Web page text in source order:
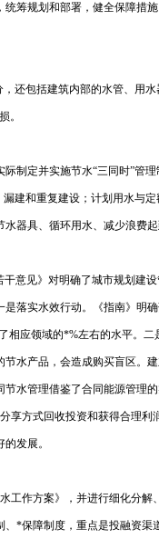
筹规划和部署，健全保障措
还包括建筑内部的水管、用水
。
制定并实施节水“三同时”管
建和重复建设；计划用水与
器具、循环用水、减少浪费
意见》对明确了城市规划建设
落实水效行动。《指南》明
相应领域的*%左右的水平。二
水产品，会造成购买盲区。建
水管理借鉴了合同能源管理
享方式回收投资和获得合理利
好的发展。
工作方案》，并进行细化分解
*保障制度，重点是投融资渠